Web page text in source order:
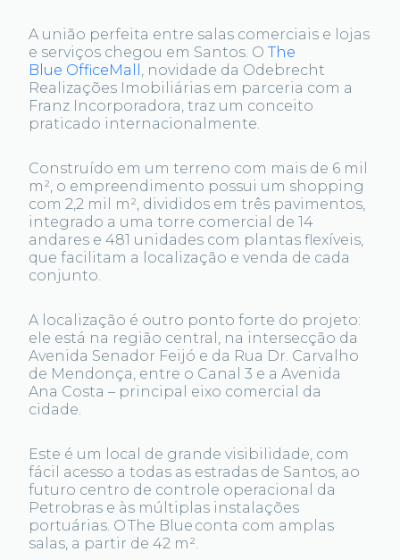
A união perfeita entre salas comerciais e lojas
e serviços chegou em Santos. O The
Blue OfficeMall , novidade da Odebrecht
Realizações Imobiliárias em parceria com a
Franz Incorporadora, traz um conceito
praticado internacionalmente.
Construído em um terreno com mais de 6 mil
m², o empreendimento possui um shopping
com 2,2 mil m², divididos em três pavimentos,
integrado a uma torre comercial de 14
andares e 481 unidades com plantas flexíveis,
que facilitam a localização e venda de cada
conjunto.
A localização é outro ponto forte do projeto:
ele está na região central, na intersecção da
Avenida Senador Feijó e da Rua Dr. Carvalho
de Mendonça, entre o Canal 3 e a Avenida
Ana Costa – principal eixo comercial da
cidade.
Este é um local de grande visibilidade, com
fácil acesso a todas as estradas de Santos, ao
futuro centro de controle operacional da
Petrobras e às múltiplas instalações
portuárias. O The Blue conta com amplas
salas, a partir de 42 m².